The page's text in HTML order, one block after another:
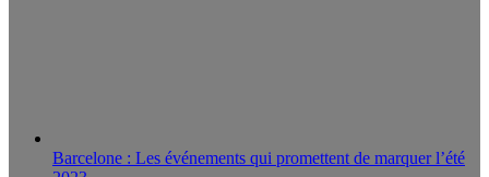
Barcelone : Les événements qui promettent de marquer l’été